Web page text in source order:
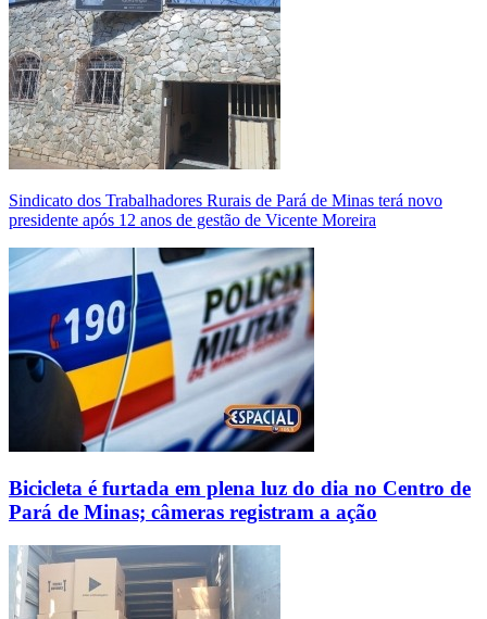
Sindicato dos Trabalhadores Rurais de Pará de Minas terá novo
presidente após 12 anos de gestão de Vicente Moreira
Bicicleta é furtada em plena luz do dia no Centro de
Pará de Minas; câmeras registram a ação